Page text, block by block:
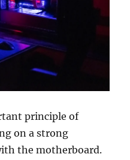
principle of
on a strong
the motherboard.